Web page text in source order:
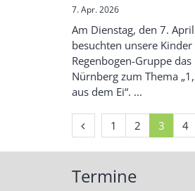
7. Apr. 2026
Am Dienstag, den 7.
besuchten unsere
Regenbogen-Gruppe
Nürnberg zum Thema
aus dem Ei“. ...
Vorherige Seite
1 2 3 4
Termine